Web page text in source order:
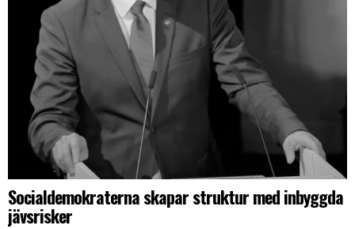
Socialdemokraterna skapar struktur med inbyggda
jävsrisker